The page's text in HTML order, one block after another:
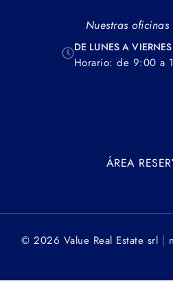
Nuestras
DE LUNES A VIERNES
Horario: de 9:00 a
ÁREA
© 2026 Value Real Estate srl |